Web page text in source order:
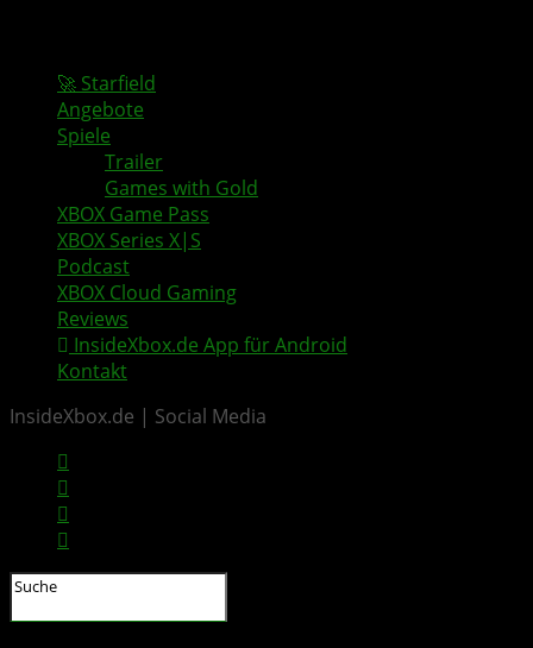
🚀 Starfield
Angebote
Spiele
Trailer
Games with Gold
XBOX Game Pass
XBOX Series X|S
Podcast
XBOX Cloud Gaming
Reviews
InsideXbox.de App für Android
Kontakt
InsideXbox.de | Social Media